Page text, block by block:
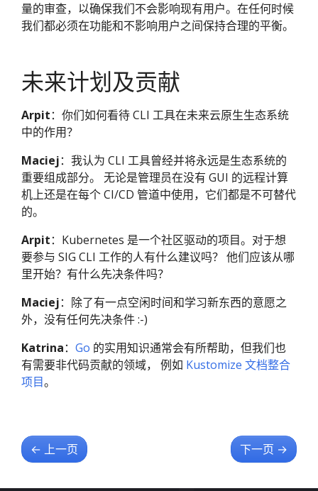
量的审查，以确保我们不会影响现有用户。在任何时候
我们都必须在功能和不影响用户之间保持合理的平衡。
未来计划及贡献
Arpit：你们如何看待 CLI 工具在未来云原生生态系统
中的作用？
Maciej：我认为 CLI 工具曾经并将永远是生态系统的
重要组成部分。 无论是管理员在没有 GUI 的远程计算
机上还是在每个 CI/CD 管道中使用，它们都是不可替代
的。
Arpit：Kubernetes 是一个社区驱动的项目。对于想
要参与 SIG CLI 工作的人有什么建议吗？ 他们应该从哪
里开始？有什么先决条件吗？
Maciej：除了有一点空闲时间和学习新东西的意愿之
外，没有任何先决条件 :-)
Katrina： Go 的实用知识通常会有所帮助，但我们也
有需要非代码贡献的领域， 例如 Kustomize 文档整合
项目。
← 上一页 下一页 →